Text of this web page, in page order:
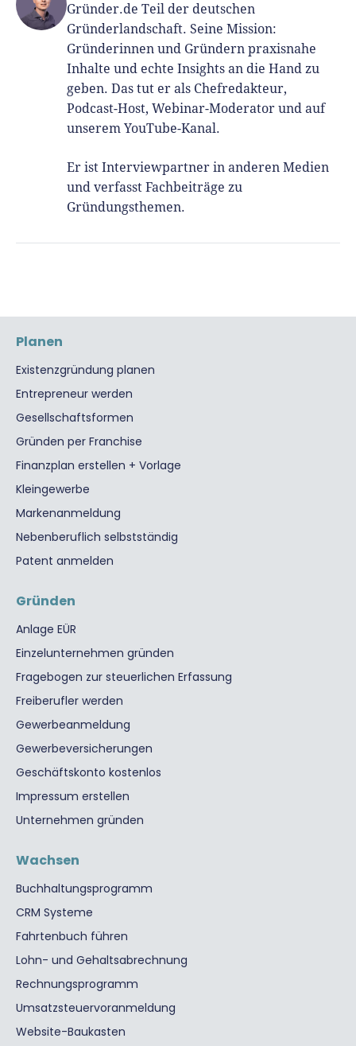
Gründer.de Teil der deutschen
Gründerlandschaft. Seine Mission:
Gründerinnen und Gründern praxisnahe
Inhalte und echte Insights an die Hand zu
geben. Das tut er als Chefredakteur,
Podcast-Host, Webinar-Moderator und auf
unserem YouTube-Kanal.
Er ist Interviewpartner in anderen Medien
und verfasst Fachbeiträge zu
Gründungsthemen.
Planen
Existenzgründung planen
Entrepreneur werden
Gesellschaftsformen
Gründen per Franchise
Finanzplan erstellen + Vorlage
Kleingewerbe
Markenanmeldung
Nebenberuflich selbstständig
Patent anmelden
Gründen
Anlage EÜR
Einzelunternehmen gründen
Fragebogen zur steuerlichen Erfassung
Freiberufler werden
Gewerbeanmeldung
Gewerbeversicherungen
Geschäftskonto kostenlos
Impressum erstellen
Unternehmen gründen
Wachsen
Buchhaltungsprogramm
CRM Systeme
Fahrtenbuch führen
Lohn- und Gehaltsabrechnung
Rechnungsprogramm
Umsatzsteuervoranmeldung
Website-Baukasten